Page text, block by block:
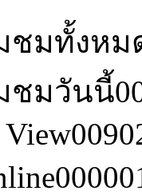
ชมทั้งหม
ชมวันนี้
View